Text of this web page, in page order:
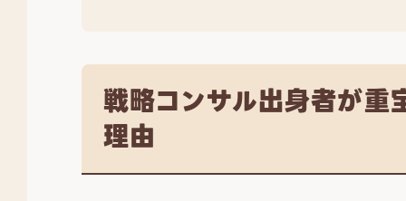
戦略コンサル出身者が重
理由